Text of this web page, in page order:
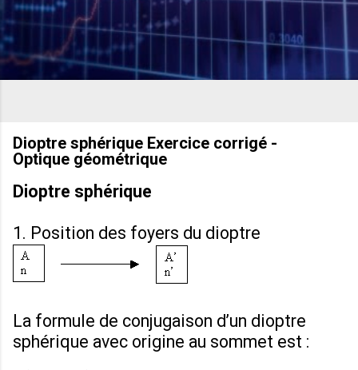
Dioptre sphérique Exercice corrigé -
Optique géométrique
Dioptre sphérique
1. Position des foyers du dioptre
La formule de conjugaison d’un dioptre
sphérique avec origine au sommet est :